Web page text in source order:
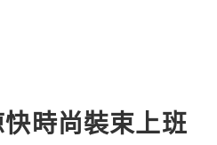
時尚裝束上班